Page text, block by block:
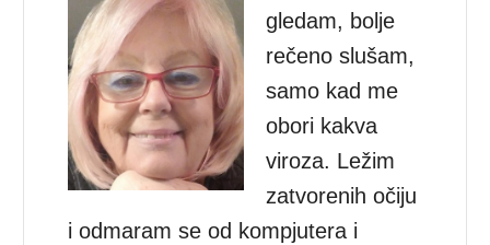
gledam, bolje
rečeno slušam,
samo kad me
obori kakva
viroza. Ležim
zatvorenih očiju
i odmaram se od kompjutera i